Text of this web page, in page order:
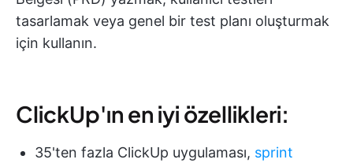
tasarlamak veya genel bir test planı oluşturmak
için kullanın.
ClickUp'ın en iyi özellikleri:
35'ten fazla ClickUp uygulaması, sprint